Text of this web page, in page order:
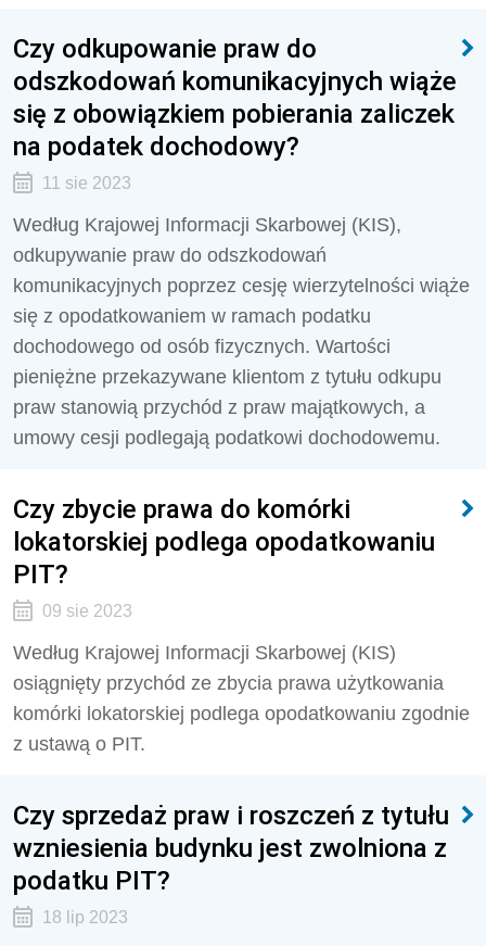
Czy odkupowanie praw do
odszkodowań komunikacyjnych wiąże
się z obowiązkiem pobierania zaliczek
na podatek dochodowy?
11 sie 2023
Według Krajowej Informacji Skarbowej (KIS),
odkupywanie praw do odszkodowań
komunikacyjnych poprzez cesję wierzytelności wiąże
się z opodatkowaniem w ramach podatku
dochodowego od osób fizycznych. Wartości
pieniężne przekazywane klientom z tytułu odkupu
praw stanowią przychód z praw majątkowych, a
umowy cesji podlegają podatkowi dochodowemu.
Czy zbycie prawa do komórki
lokatorskiej podlega opodatkowaniu
PIT?
09 sie 2023
Według Krajowej Informacji Skarbowej (KIS)
osiągnięty przychód ze zbycia prawa użytkowania
komórki lokatorskiej podlega opodatkowaniu zgodnie
z ustawą o PIT.
Czy sprzedaż praw i roszczeń z tytułu
wzniesienia budynku jest zwolniona z
podatku PIT?
18 lip 2023